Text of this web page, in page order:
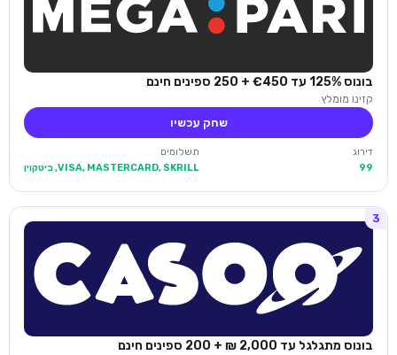
בונוס 125% עד €450 + 250 ספינים חינם
קזינו מומלץ
שחק עכשיו
דירוג
99
תשלומים
VISA, MASTERCARD, SKRILL, ביטקוין
3
בונוס מתגלגל עד 2,000 ₪ + 200 ספינים חינם